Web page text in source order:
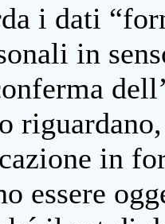
i dati
in
in
essere